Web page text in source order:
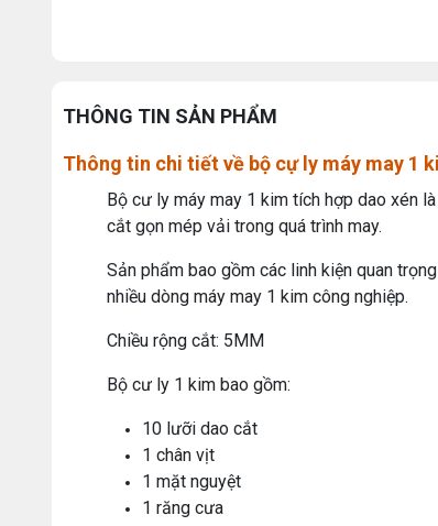
THÔNG TIN SẢN PHẨM
Thông tin chi tiết về bộ cự ly máy may 1
Bộ cư ly máy may 1 kim tích hợp dao xén
cắt gọn mép vải trong quá trình may.
Sản phẩm bao gồm các linh kiện quan
nhiều dòng máy may 1 kim công nghiệp.
Chiều rộng cắt: 5MM
Bộ cư ly 1 kim bao gồm:
10 lưỡi dao cắt
1 chân vịt
1 mặt nguyệt
1 răng cưa